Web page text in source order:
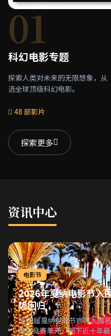
01
科幻电影专题
探索人类对未来的无限想象，
选全球顶级科幻电影。
48 部影片
探索更多
资讯中心
电影节
2026年戛纳电影节入
势回归
第79届戛纳电影节官方入围
围主竞赛单元，创下近十年